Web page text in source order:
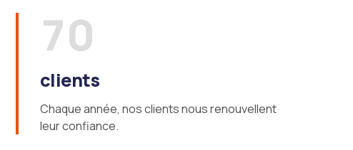
7
8
9
0
clients
Chaque année, nos clients nous renouvellent
leur confiance.